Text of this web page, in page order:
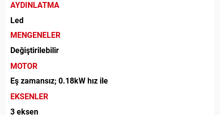
AYDINLATMA
Led
MENGENELER
Değiştirilebilir
MOTOR
Eş zamansız; 0.18kW hız ile
EKSENLER
3 eksen